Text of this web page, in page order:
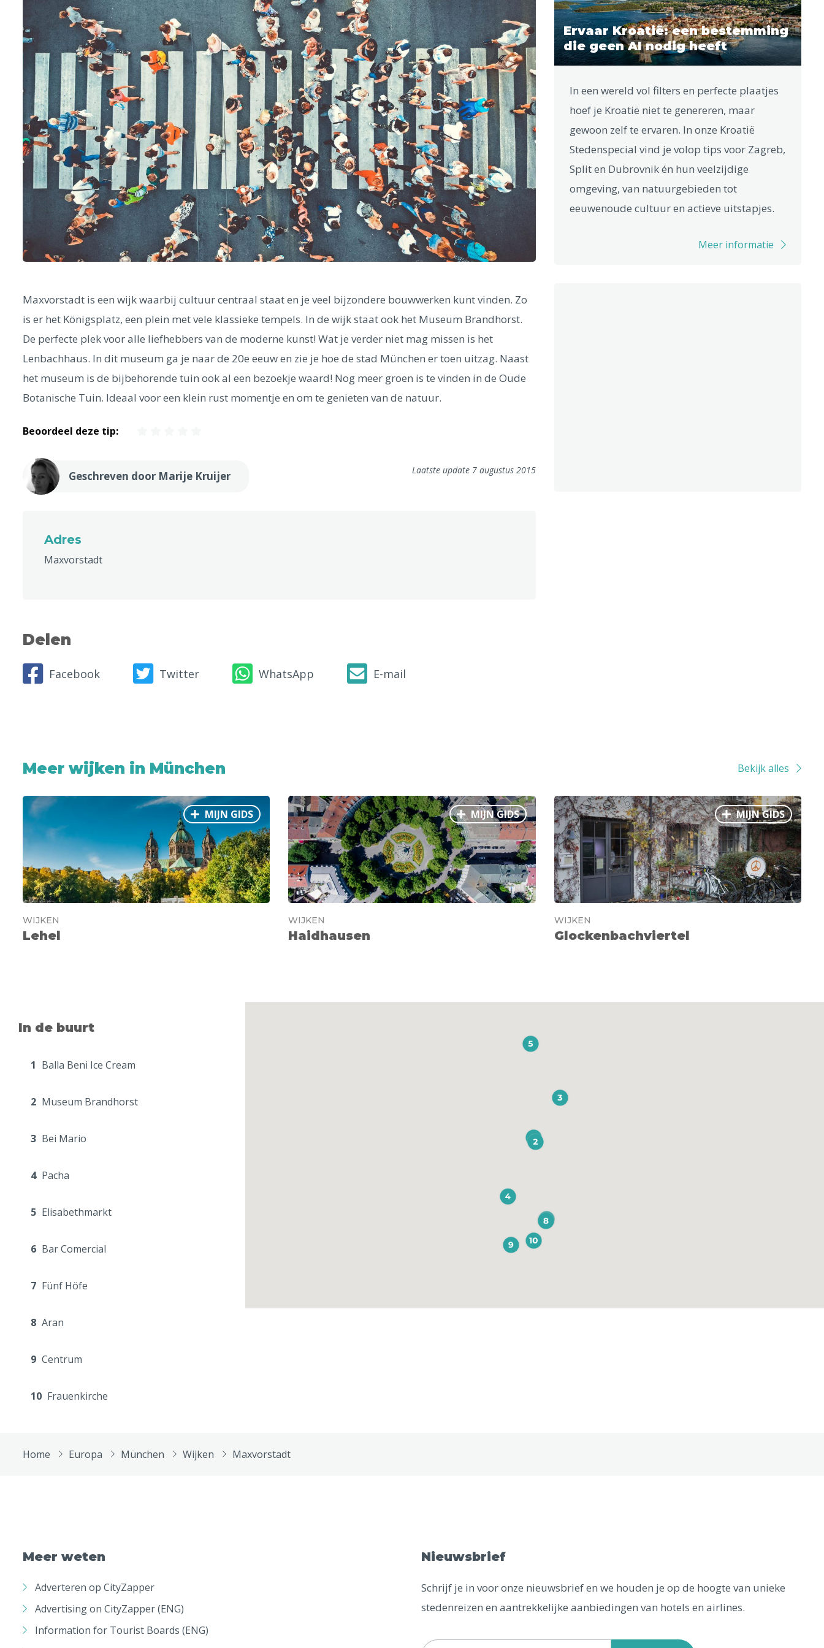
Maxvorstadt is een wijk waarbij cultuur centraal staat en je veel bijzondere bouwwerken kunt vinden. Zo
is er het Königsplatz, een plein met vele klassieke tempels. In de wijk staat ook het Museum Brandhorst.
De perfecte plek voor alle liefhebbers van de moderne kunst! Wat je verder niet mag missen is het
Lenbachhaus. In dit museum ga je naar de 20e eeuw en zie je hoe de stad München er toen uitzag. Naast
het museum is de bijbehorende tuin ook al een bezoekje waard! Nog meer groen is te vinden in de Oude
Botanische Tuin. Ideaal voor een klein rust momentje en om te genieten van de natuur.
Beoordeel deze tip:
Geschreven door Marije Kruijer Laatste update 7 augustus 2015
Adres
Maxvorstadt
Delen
Facebook Twitter WhatsApp E-mail
Ervaar Kroatië: een bestemming
die geen AI nodig heeft
In een wereld vol filters en perfecte plaatjes
hoef je Kroatië niet te genereren, maar
gewoon zelf te ervaren. In onze Kroatië
Stedenspecial vind je volop tips voor Zagreb,
Split en Dubrovnik én hun veelzijdige
omgeving, van natuurgebieden tot
eeuwenoude cultuur en actieve uitstapjes.
Meer informatie
Meer wijken in München Bekijk alles
MIJN GIDS
WIJKEN
Lehel
MIJN GIDS
WIJKEN
Haidhausen
MIJN GIDS
WIJKEN
Glockenbachviertel
In de buurt
1 Balla Beni Ice Cream
2 Museum Brandhorst
3 Bei Mario
4 Pacha
5 Elisabethmarkt
6 Bar Comercial
7 Fünf Höfe
8 Aran
9 Centrum
10 Frauenkirche
Home Europa München Wijken Maxvorstadt
Meer weten
Adverteren op CityZapper
Advertising on CityZapper (ENG)
Information for Tourist Boards (ENG)
Nieuwsbrief
Schrijf je in voor onze nieuwsbrief en we houden je op de hoogte van unieke
stedenreizen en aantrekkelijke aanbiedingen van hotels en airlines.